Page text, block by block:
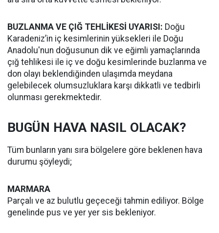
BUZLANMA VE ÇIĞ TEHLİKESİ UYARISI: Doğu
Karadeniz’in iç kesimlerinin yüksekleri ile Doğu
Anadolu'nun doğusunun dik ve eğimli yamaçlarında
çığ tehlikesi ile iç ve doğu kesimlerinde buzlanma ve
don olayı beklendiğinden ulaşımda meydana
gelebilecek olumsuzluklara karşı dikkatli ve tedbirli
olunması gerekmektedir.
BUGÜN HAVA NASIL OLACAK?
Tüm bunların yanı sıra bölgelere göre beklenen hava
durumu şöyleydi;
MARMARA
Parçalı ve az bulutlu geçeceği tahmin ediliyor. Bölge
genelinde pus ve yer yer sis bekleniyor.